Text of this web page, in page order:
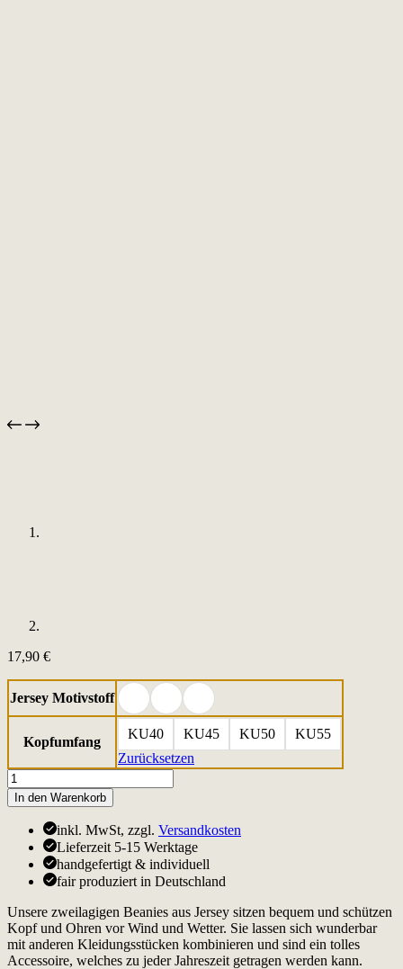
17,90 €
Jersey Motivstoff
Kopfumfang
KU40 KU45 KU50
KU55
Zurücksetzen
Beanie
Jersey
Füchse
Kleinkinder
Menge
In den Warenkorb
inkl. MwSt, zzgl. Versandkosten
Lieferzeit 5-15 Werktage
handgefertigt & individuell
fair produziert in Deutschland
Unsere zweilagigen Beanies aus Jersey sitzen bequem und schützen
Kopf und Ohren vor Wind und Wetter. Sie lassen sich wunderbar
mit anderen Kleidungsstücken kombinieren und sind ein tolles
Accessoire, welches zu jeder Jahreszeit getragen werden kann.